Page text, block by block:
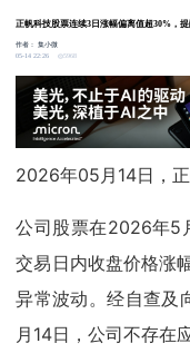
正帆科技股票连续3日涨幅偏离值超30%，
作者：集小微
05-14 22:26
5968
2026年05月14日，
公司股票在2026年5
交易日内收盘价格涨
异常波动。经自查及
月14日，公司不存在